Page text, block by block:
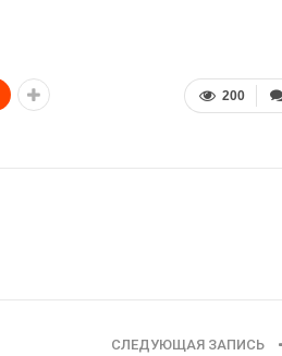
200
СЛЕДУЮЩАЯ ЗАПИСЬ